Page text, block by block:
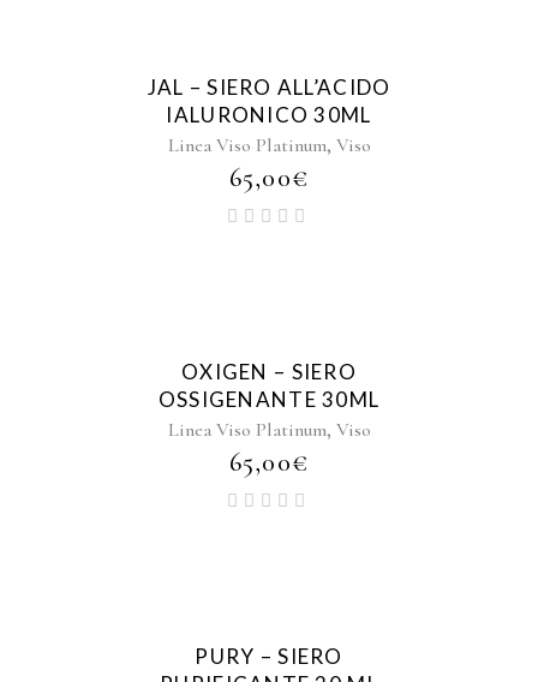
JAL – SIERO ALL’ACIDO
IALURONICO 30ML
Linea Viso Platinum, Viso
65,00€
OXIGEN – SIERO
OSSIGENANTE 30ML
Linea Viso Platinum, Viso
65,00€
PURY – SIERO